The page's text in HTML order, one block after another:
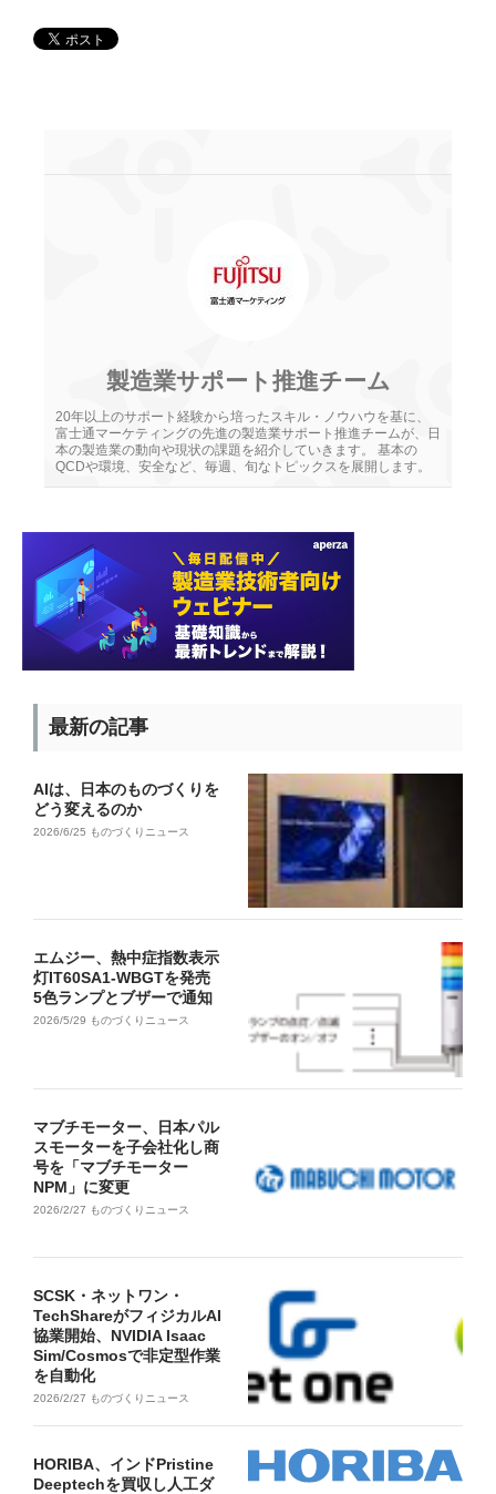
製造業サポート推進チーム
20年以上のサポート経験から培ったスキル・ノウハウを基に、
富士通マーケティングの先進の製造業サポート推進チームが、日
本の製造業の動向や現状の課題を紹介していきます。 基本の
QCDや環境、安全など、毎週、旬なトピックスを展開します。
最新の記事
AIは、日本のものづくりを
どう変えるのか
2026/6/25 ものづくりニュース
エムジー、熱中症指数表示
灯IT60SA1-WBGTを発売
5色ランプとブザーで通知
2026/5/29 ものづくりニュース
マブチモーター、日本パル
スモーターを子会社化し商
号を「マブチモーター
NPM」に変更
2026/2/27 ものづくりニュース
SCSK・ネットワン・
TechShareがフィジカルAI
協業開始、NVIDIA Isaac
Sim/Cosmosで非定型作業
を自動化
2026/2/27 ものづくりニュース
HORIBA、インドPristine
Deeptechを買収し人工ダ